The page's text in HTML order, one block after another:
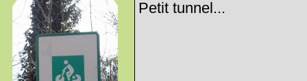
Petit tunnel...